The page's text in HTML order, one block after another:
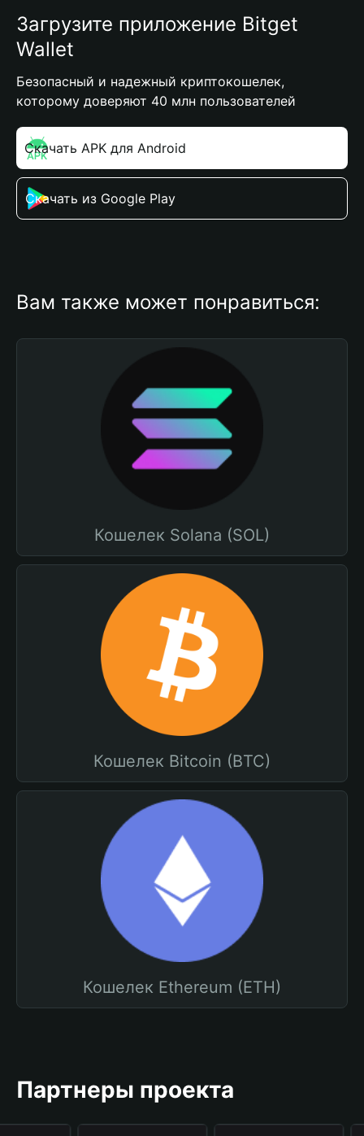
Загрузите приложение Bitget
Wallet
Безопасный и надежный криптокошелек,
которому доверяют 40 млн пользователей
Скачать APK для Android
Скачать из Google Play
Вам также может понравиться:
Кошелек Solana (SOL)
Кошелек Bitcoin (BTC)
Кошелек Ethereum (ETH)
Партнеры проекта